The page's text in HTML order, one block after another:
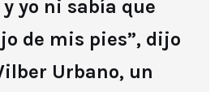
yo ni sabía que
de mis pies”, dijo
Urbano, un